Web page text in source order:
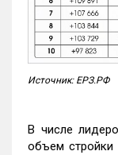
Источник: ЕРЗ.РФ
В числе
объем стройки